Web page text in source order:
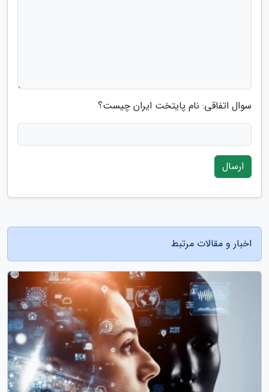
سوال اتفاقی: نام پایتخت ایران چیست؟
ارسال
اخبار و مقالات مرتبط